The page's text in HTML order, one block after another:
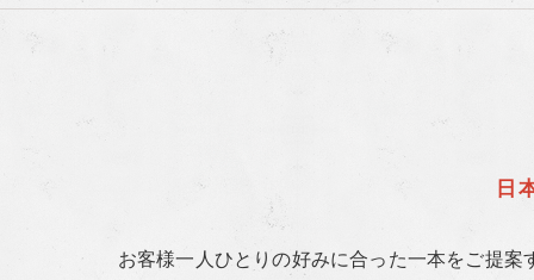
日
お客様一人ひとりの好みに合った一本をご提